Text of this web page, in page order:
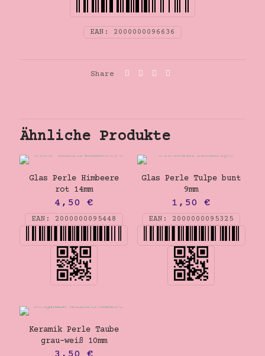
EAN: 2000000096636
Share
Ähnliche Produkte
Glas Perle Himbeere
rot 14mm
4,50 €
EAN: 2000000095448
Glas Perle Tulpe bunt
9mm
1,50€
EAN: 2000000095325
Keramik Perle Taube
grau-weiß 10mm